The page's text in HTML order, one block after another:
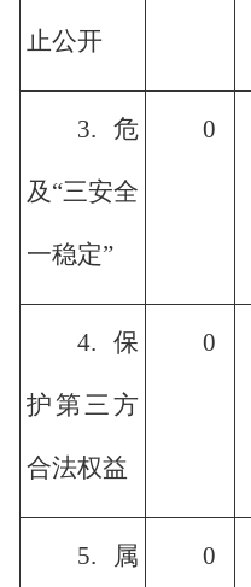
止公开
3.危
及“三安全
一稳定”
0
4.保
护第三方
合法权益
0
5.属 0